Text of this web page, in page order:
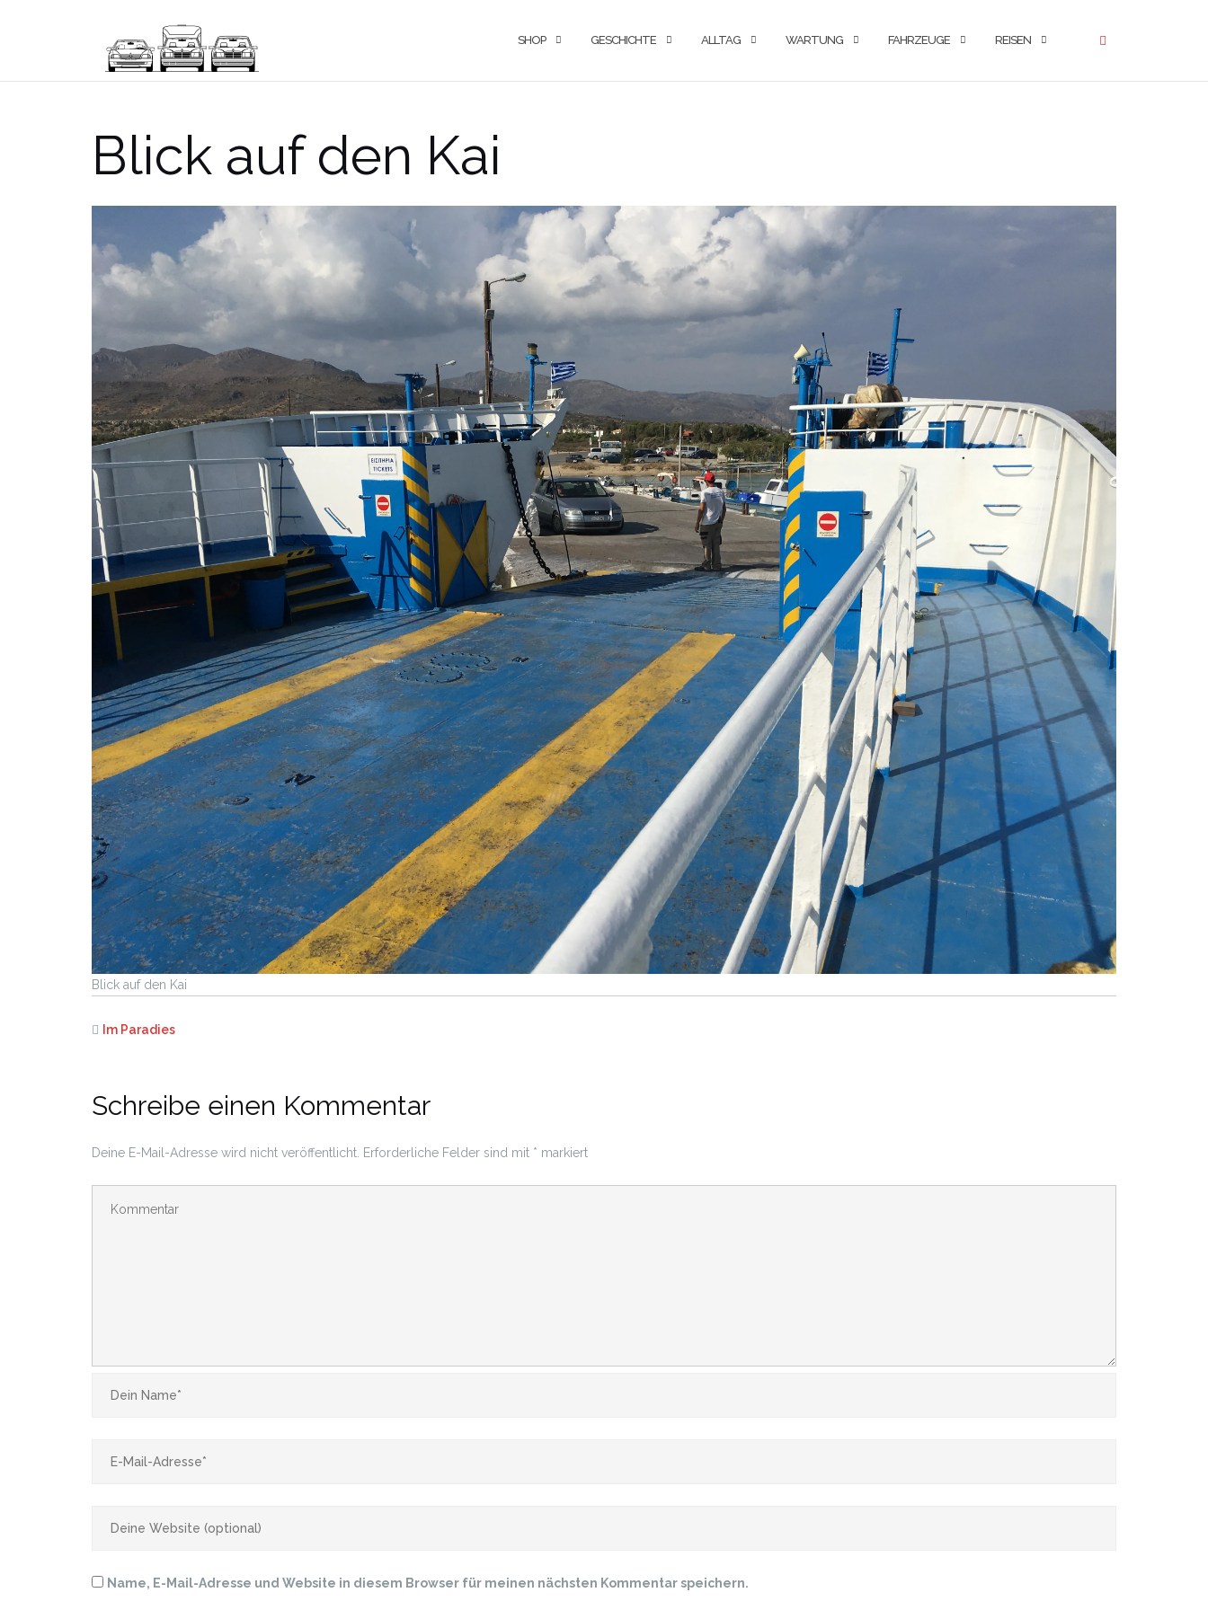
SHOP GESCHICHTE ALLTAG WARTUNG FAHRZEUGE REISEN
Blick auf den Kai
Blick auf den Kai
Im Paradies
Schreibe einen Kommentar
Deine E-Mail-Adresse wird nicht veröffentlicht. Erforderliche Felder sind mit * markiert
Name, E-Mail-Adresse und Website in diesem Browser für meinen nächsten Kommentar speichern.